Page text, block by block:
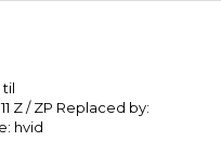
til
Z / ZP Replaced by:
hvid